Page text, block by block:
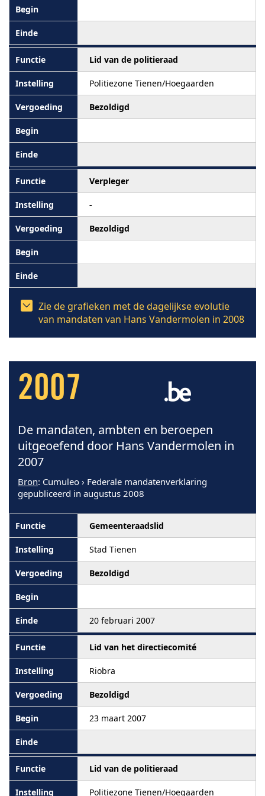
Lid van de politieraad
Politiezone Tienen/Hoegaarden
Bezoldigd
Verpleger
-
Bezoldigd
Zie de grafieken met de dagelijkse evolutie
van mandaten van Hans Vandermolen in 2008
2007
De mandaten, ambten en beroepen
uitgeoefend door Hans Vandermolen in
2007
Bron: Cumuleo › Federale mandatenverklaring
gepubliceerd in augustus 2008
Gemeenteraadslid
Stad Tienen
Bezoldigd
20 februari 2007
Lid van het directiecomité
Riobra
Bezoldigd
23 maart 2007
Lid van de politieraad
Politiezone Tienen/Hoegaarden